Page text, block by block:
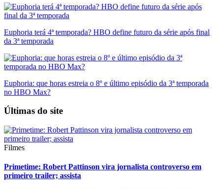
Euphoria terá 4ª temporada? HBO define futuro da série após final
da 3ª temporada
Euphoria: que horas estreia o 8º e último episódio da 3ª temporada
no HBO Max?
Últimas do site
Filmes
Primetime: Robert Pattinson vira jornalista controverso em
primeiro trailer; assista